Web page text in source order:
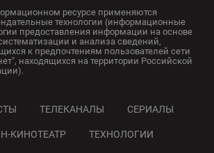
ресурсе применяются
технологии (информационные
предоставления информации на основе
и анализа сведений,
к предпочтениям пользователей сети
находящихся на территории Российской
ТЕЛЕКАНАЛЫ СЕРИАЛЫ
КИНОТЕАТР ТЕХНОЛОГИИ